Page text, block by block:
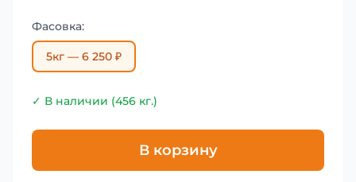
Фасовка:
5кг — 6 250 ₽
✓ В наличии (456 кг.)
В корзину